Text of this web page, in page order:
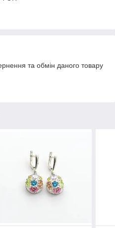
та обмін даного товару